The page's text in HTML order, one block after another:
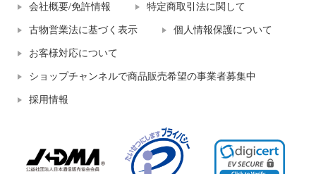
会社概要/免許情報 特定商取引法に関して
古物営業法に基づく表示 個人情報保護について
お客様対応について
ショップチャンネルで商品販売希望の事業者募集中
採用情報